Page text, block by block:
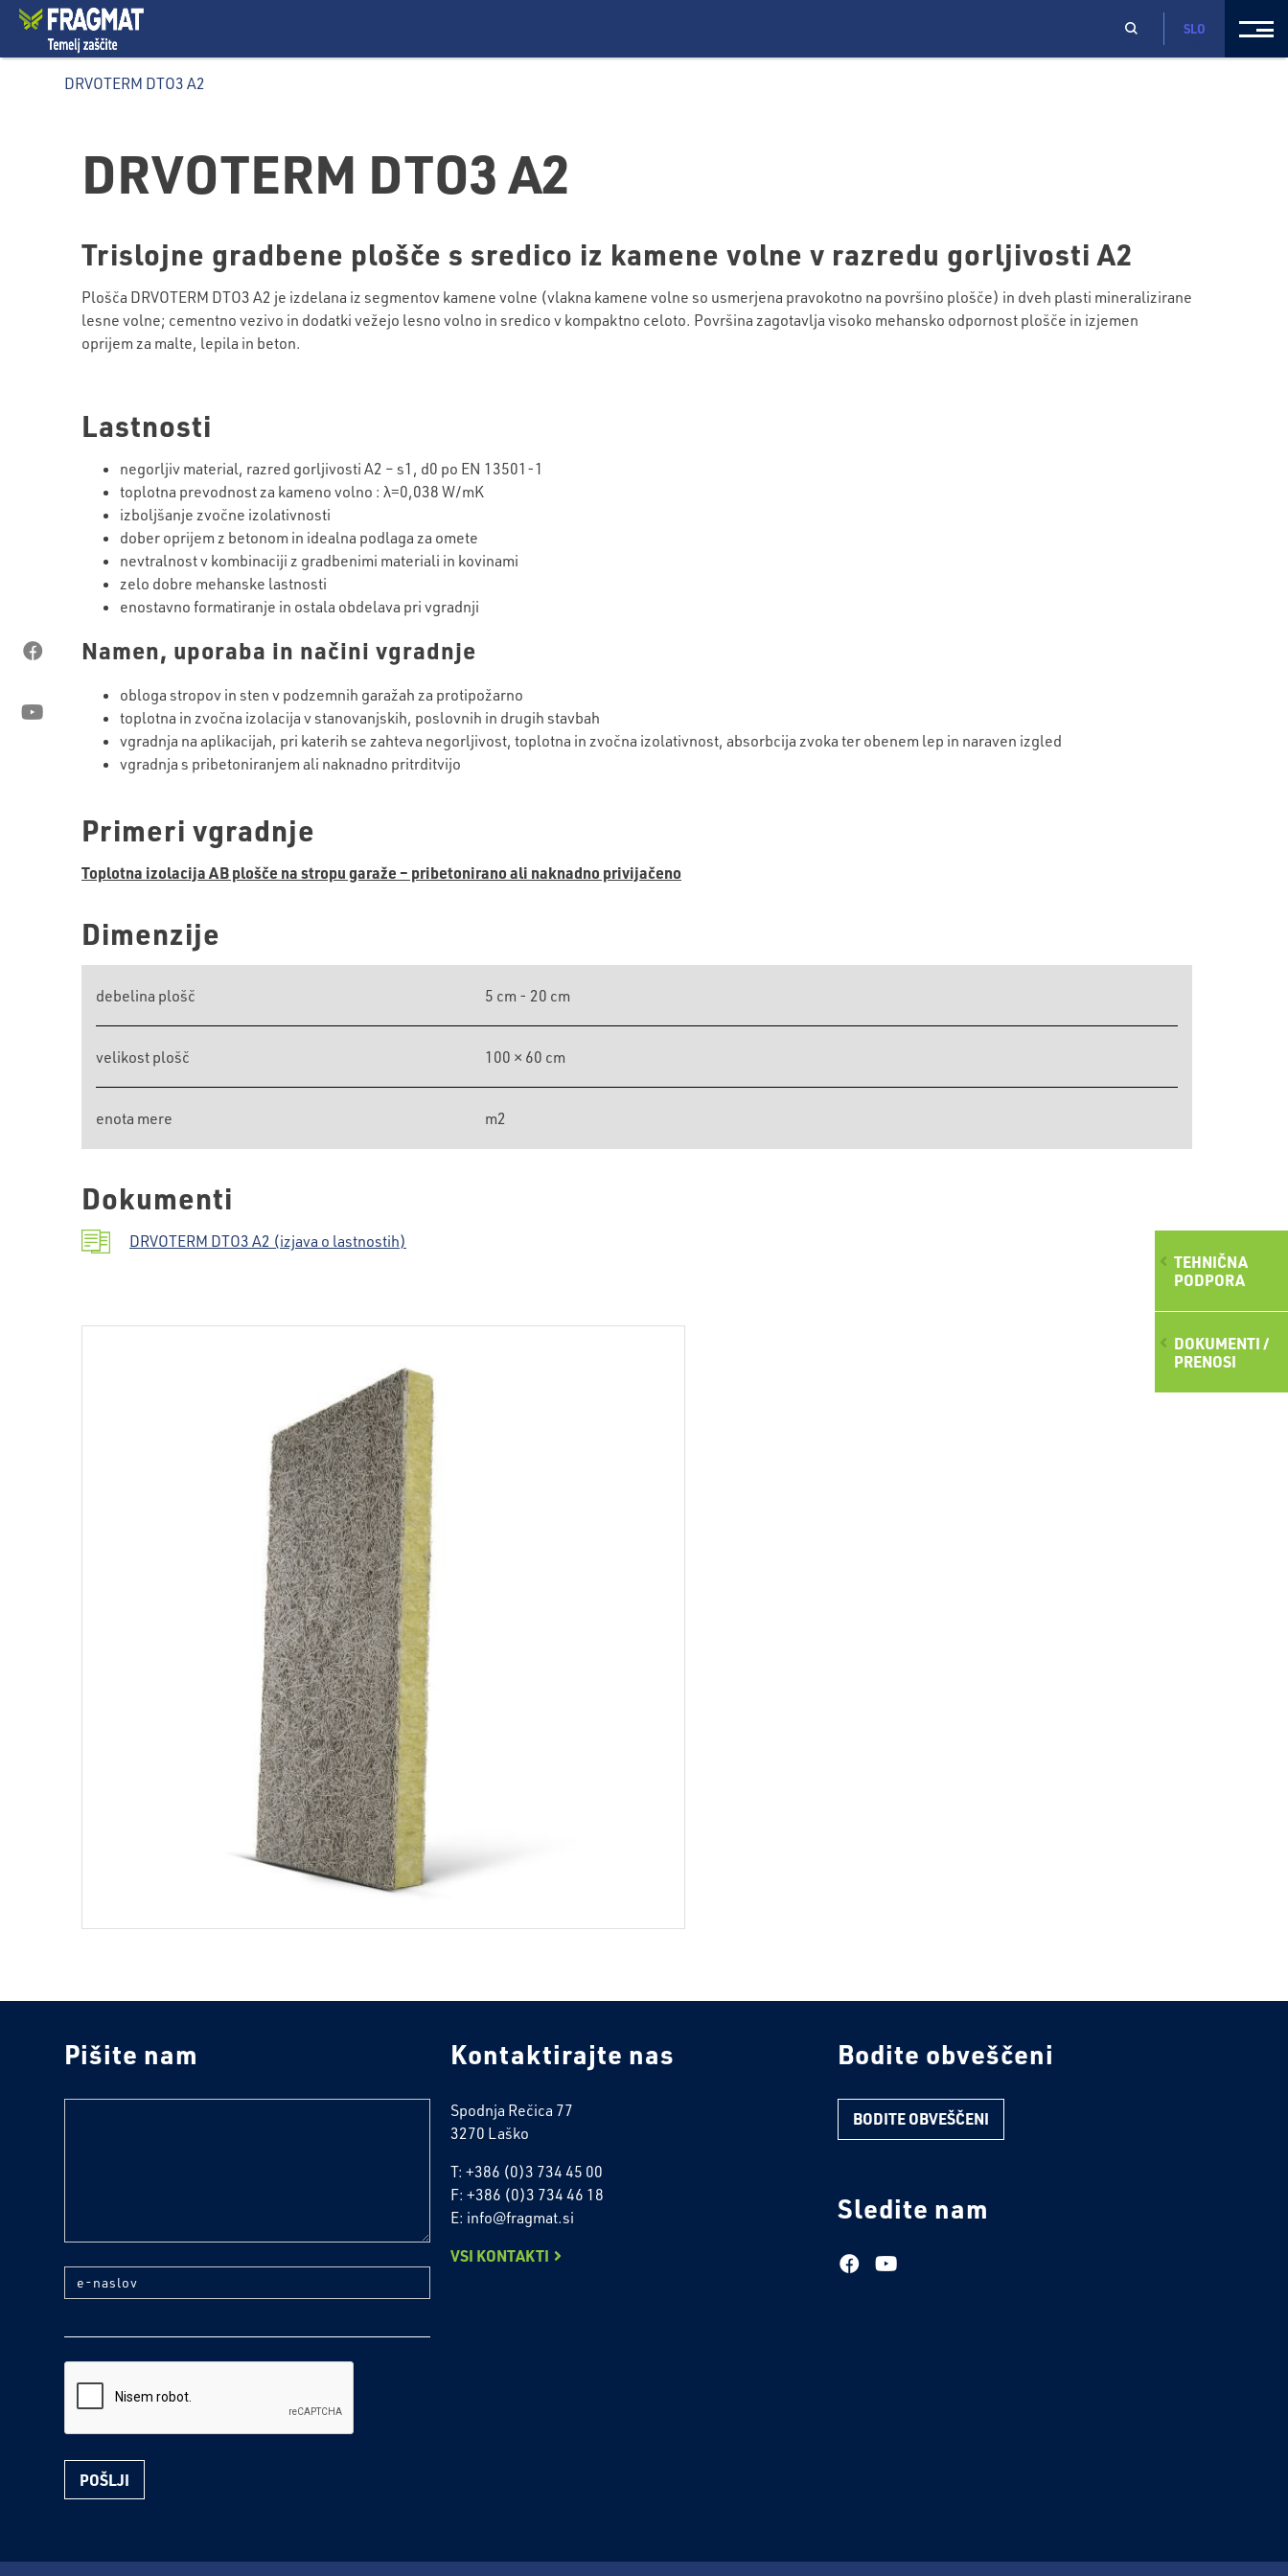
TEHNIČNA
PODPORA
DOKUMENTI /
PRENOSI
SLO
DRVOTERM DTO3 A2
DRVOTERM DTO3 A2
Trislojne gradbene plošče s sredico iz kamene volne v razredu gorljivosti A2
Plošča DRVOTERM DTO3 A2 je izdelana iz segmentov kamene volne (vlakna kamene volne so usmerjena pravokotno na površino plošče) in dveh plasti mineralizirane
lesne volne; cementno vezivo in dodatki vežejo lesno volno in sredico v kompaktno celoto. Površina zagotavlja visoko mehansko odpornost plošče in izjemen
oprijem za malte, lepila in beton.
Lastnosti
negorljiv material, razred gorljivosti A2 – s1, d0 po EN 13501-1
toplotna prevodnost za kameno volno : λ=0,038 W/mK
izboljšanje zvočne izolativnosti
dober oprijem z betonom in idealna podlaga za omete
nevtralnost v kombinaciji z gradbenimi materiali in kovinami
zelo dobre mehanske lastnosti
enostavno formatiranje in ostala obdelava pri vgradnji
Namen, uporaba in načini vgradnje
obloga stropov in sten v podzemnih garažah za protipožarno
toplotna in zvočna izolacija v stanovanjskih, poslovnih in drugih stavbah
vgradnja na aplikacijah, pri katerih se zahteva negorljivost, toplotna in zvočna izolativnost, absorbcija zvoka ter obenem lep in naraven izgled
vgradnja s pribetoniranjem ali naknadno pritrditvijo
Primeri vgradnje
Toplotna izolacija AB plošče na stropu garaže – pribetonirano ali naknadno privijačeno
Dimenzije
debelina plošč 5 cm - 20 cm
velikost plošč 100 × 60 cm
enota mere m2
Dokumenti
DRVOTERM DTO3 A2 (izjava o lastnostih)
Pišite nam
e-naslov
Kontaktirajte nas
Spodnja Rečica 77
3270 Laško
T: +386 (0)3 734 45 00
F: +386 (0)3 734 46 18
E: info@fragmat.si
VSI KONTAKTI
Bodite obveščeni
BODITE OBVEŠČENI
Sledite nam